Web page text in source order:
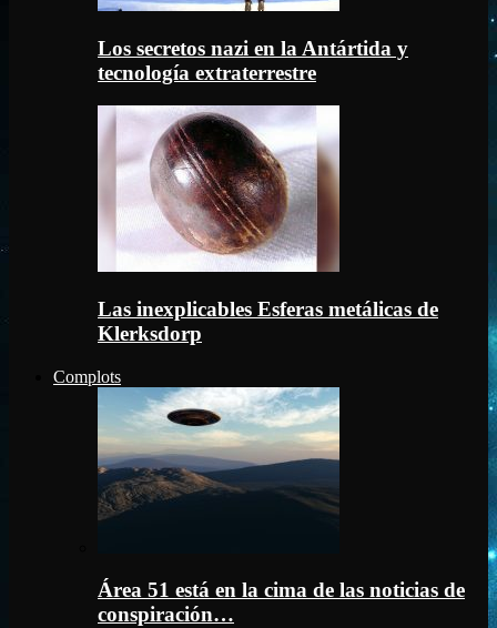
Los secretos nazi en la Antártida y
tecnología extraterrestre
Las inexplicables Esferas metálicas de
Klerksdorp
Complots
Área 51 está en la cima de las noticias de
conspiración…